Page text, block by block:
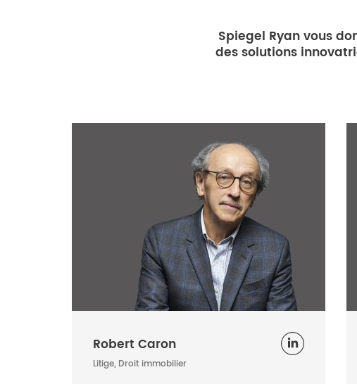
Spiegel Ryan vous
des solutions
Robert Caron
Litige, Droit immobilier